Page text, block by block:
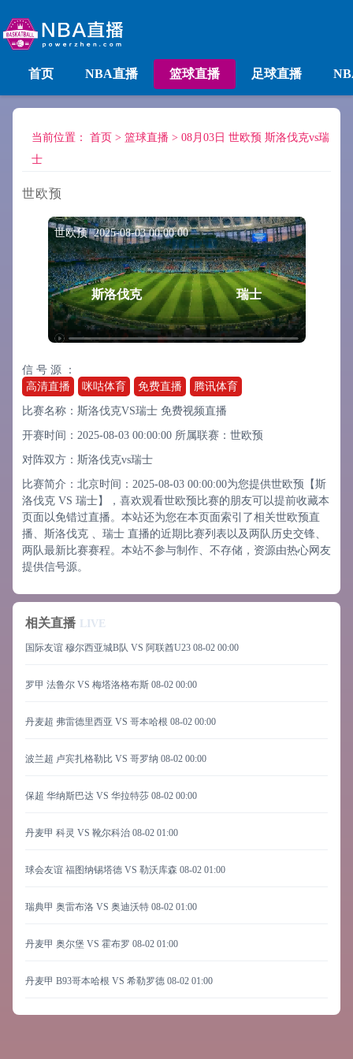
首页 NBA直播 篮球直播 足球直播
当前位置： 首页 > 篮球直播 > 08月03日 世欧预 斯洛伐克vs瑞
士
世欧预
世欧预 2025-08-03 00:00:00
斯洛伐克 瑞士
信 号 源 ：
高清直播
咪咕体育 免费直播 腾讯体育
比赛名称：斯洛伐克VS瑞士 免费视频直播
开赛时间：2025-08-03 00:00:00 所属联赛： 世欧预
对阵双方：斯洛伐克vs瑞士
比赛简介：北京时间：2025-08-03 00:00:00为您提供世欧预【斯
洛伐克 VS 瑞士】，喜欢观看世欧预比赛的朋友可以提前收藏本
页面以免错过直播。本站还为您在本页面索引了相关世欧预直
播、斯洛伐克 、瑞士 直播的近期比赛列表以及两队历史交锋、
两队最新比赛赛程。本站不参与制作、不存储，资源由热心网友
提供信号源。
相关直播 LIVE
国际友谊 穆尔西亚城B队 VS 阿联酋U23 08-02 00:00
罗甲 法鲁尔 VS 梅塔洛格布斯 08-02 00:00
丹麦超 弗雷德里西亚 VS 哥本哈根 08-02 00:00
波兰超 卢宾扎格勒比 VS 哥罗纳 08-02 00:00
保超 华纳斯巴达 VS 华拉特莎 08-02 00:00
丹麦甲 科灵 VS 靴尔科治 08-02 01:00
球会友谊 福图纳锡塔德 VS 勒沃库森 08-02 01:00
瑞典甲 奥雷布洛 VS 奥迪沃特 08-02 01:00
丹麦甲 奥尔堡 VS 霍布罗 08-02 01:00
丹麦甲 B93哥本哈根 VS 希勒罗德 08-02 01:00